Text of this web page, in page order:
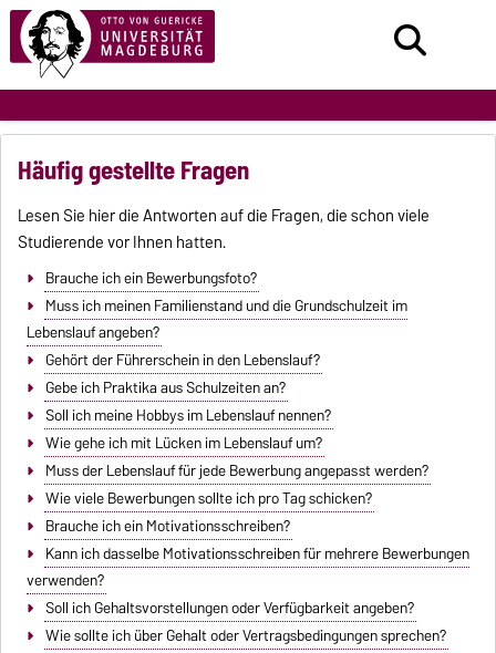
Häufig gestellte Fragen
Lesen Sie hier die Antworten auf die Fragen, die schon viele
Studierende vor Ihnen hatten.
Brauche ich ein Bewerbungsfoto?
Muss ich meinen Familienstand und die Grundschulzeit im
Lebenslauf angeben?
Gehört der Führerschein in den Lebenslauf?
Gebe ich Praktika aus Schulzeiten an?
Soll ich meine Hobbys im Lebenslauf nennen?
Wie gehe ich mit Lücken im Lebenslauf um?
Muss der Lebenslauf für jede Bewerbung angepasst werden?
Wie viele Bewerbungen sollte ich pro Tag schicken?
Brauche ich ein Motivationsschreiben?
Kann ich dasselbe Motivationsschreiben für mehrere Bewerbungen
verwenden?
Soll ich Gehaltsvorstellungen oder Verfügbarkeit angeben?
Wie sollte ich über Gehalt oder Vertragsbedingungen sprechen?